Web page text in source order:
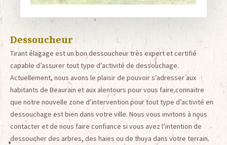
Dessoucheur
Tirant élagage est un bon dessoucheur très expert et certifié
capable d’assurer tout type d’activité de dessouchage.
Actuellement, nous avons le plaisir de pouvoir s’adresser aux
habitants de Beaurain et aux alentours pour vous faire connaitre
que notre nouvelle zone d’intervention pour tout type d’activité en
dessouchage est bien dans votre ville. Nous vous invitons à nous
contacter et de nous faire confiance si vous avez l’intention de
dessoucher des arbres, des haies ou de thuya dans votre terrain.